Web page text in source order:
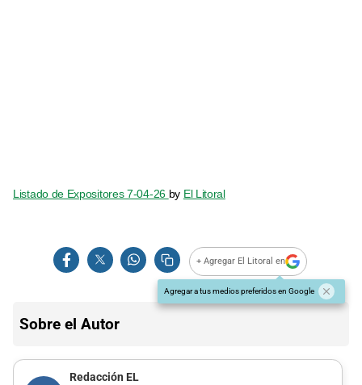
Listado de Expositores 7-04-26 by El Litoral
+ Agregar El Litoral en
Agregar a tus medios preferidos en Google
Sobre el Autor
Redacción EL